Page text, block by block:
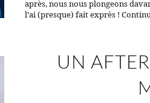
après, nous nous plongeons
l’ai (presque) fait exprès !
UN